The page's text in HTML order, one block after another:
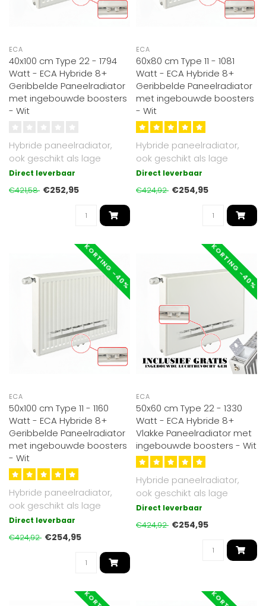
ECA
40x100 cm Type 22 - 1794
Watt - ECA Hybride 8+
Geribbelde Paneelradiator
met ingebouwde boosters
- Wit
Hybride paneelradiator,
ook geschikt als lage
temperatuur radiator. Tot
30% effi..
Direct leverbaar
€421,58 €252,95
ECA
60x80 cm Type 11 - 1081
Watt - ECA Hybride 8+
Geribbelde Paneelradiator
met ingebouwde boosters
- Wit
Hybride paneelradiator,
ook geschikt als lage
temperatuur radiator. Tot
Direct leverbaar
€424,92 €254,95
KORTING -40%
ECA
50x100 cm Type 11 - 1160
Watt - ECA Hybride 8+
Geribbelde Paneelradiator
met ingebouwde boosters
- Wit
Hybride paneelradiator,
ook geschikt als lage
temperatuur radiator. Tot
Direct leverbaar
€424,92 €254,95
KORTING -40%
ECA
50x60 cm Type 22 - 1330
Watt - ECA Hybride 8+
Vlakke Paneelradiator met
ingebouwde boosters - Wit
Hybride paneelradiator,
ook geschikt als lage
temperatuur radiator. Tot
Direct leverbaar
€424,92 €254,95